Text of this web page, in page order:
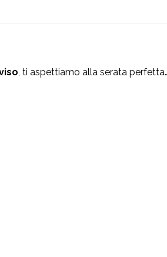
, ti aspettiamo alla serata